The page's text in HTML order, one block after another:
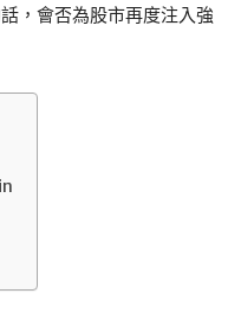
，會否為股市再度注入強